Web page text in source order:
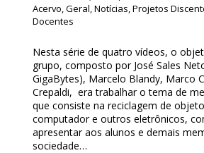
Acervo,Geral,Notícias,Projetos
Docentes
Nesta série de quatro vídeos, o
grupo, composto por José Sales
GigaBytes), Marcelo Blandy, Marco
Crepaldi, era trabalhar o tema de
que consiste na reciclagem de
computador e outros eletrônicos,
apresentar aos alunos e demais
sociedade…